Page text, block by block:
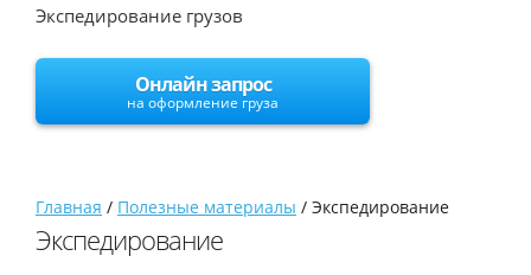
Экспедирование грузов
Онлайн запрос
на оформление груза
Главная / Полезные материалы / Экспедирование
Экспедирование